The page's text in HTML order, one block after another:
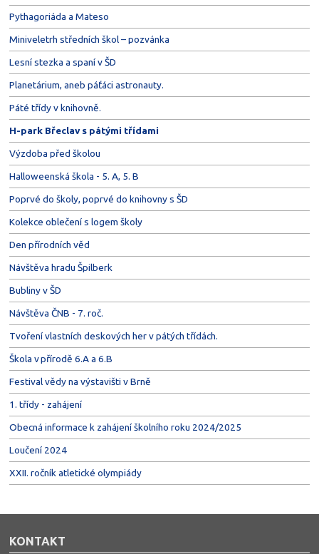
Pythagoriáda a Mateso
Miniveletrh středních škol – pozvánka
Lesní stezka a spaní v ŠD
Planetárium, aneb páťáci astronauty.
Páté třídy v knihovně.
H-park Břeclav s pátými třídami
Výzdoba před školou
Halloweenská škola - 5. A, 5. B
Poprvé do školy, poprvé do knihovny s ŠD
Kolekce oblečení s logem školy
Den přírodních věd
Návštěva hradu Špilberk
Bubliny v ŠD
Návštěva ČNB - 7. roč.
Tvoření vlastních deskových her v pátých třídách.
Škola v přírodě 6.A a 6.B
Festival vědy na výstavišti v Brně
1. třídy - zahájení
Obecná informace k zahájení školního roku 2024/2025
Loučení 2024
XXII. ročník atletické olympiády
KONTAKT